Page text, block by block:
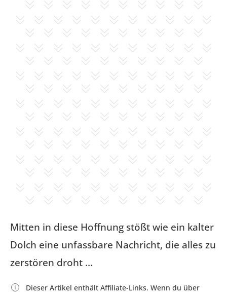
Mitten in diese Hoffnung stößt wie ein kalter
Dolch eine unfassbare Nachricht, die alles zu
zerstören droht …
Dieser Artikel enthält Affiliate-Links. Wenn du über